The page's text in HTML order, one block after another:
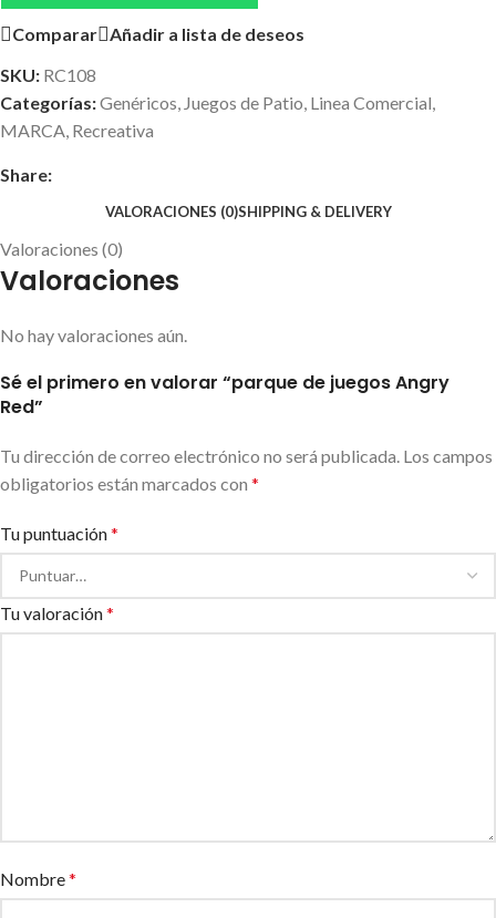
Comparar Añadir a lista de deseos
SKU: RC108
Categorías:Genéricos Juegos de Patio Linea Comercial
MARCA Recreativa
Share:
VALORACIONES (0)SHIPPING & DELIVERY
Valoraciones (0)
Valoraciones
No hay valoraciones aún.
Sé el primero en valorar “parque de juegos Angry
Red”
Tu dirección de correo electrónico no será publicada. Los campos
obligatorios están marcados con *
Tu puntuación*
Tu valoración*
Nombre*